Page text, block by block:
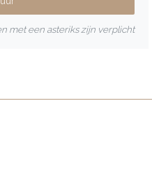
met een asteriks zijn verplicht